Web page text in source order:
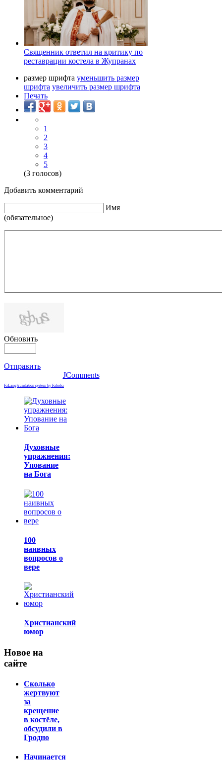
Священник ответил на критику по
реставрации костела в Жупранах
размер шрифта уменьшить размер
шрифта увеличить размер шрифта
Печать
1
2
3
4
5
(3 голосов)
Добавить комментарий
Имя
(обязательное)
Обновить
Отправить
JComments
FaLang translation system by Faboba
Духовные
упражнения:
Упование
на Бога
100
наивных
вопросов о
вере
Христианский
юмор
Новое на
сайте
Сколько
жертвуют
за
крещение
в костёле,
обсудили в
Гродно
Начинается